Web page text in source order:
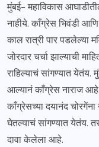
मुंबई- महाविकास
नाहीये. काँग्रेस भिवंडी आणि
काल रात्री पार पडलेल्या
जोरदार चर्चा झाल्याची
राहिल्याचं सांगण्यात
आल्यानं काँग्रेस नाराज आहे.
काँग्रेसच्या दयानंद
घेतल्याचं सांगण्यात येतंय.
दावा केलेला आहे.